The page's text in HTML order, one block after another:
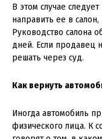
В этом случае
направить ее в
Руководство салона
дней. Если продавец
решать через суд.
Как вернуть
Иногда автомобиль
физического лица. К